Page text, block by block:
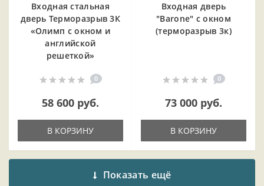
Входная cтальная
дверь Терморазрыв 3К
«Олимп с окном и
английской
решеткой»
0
58 600 руб.
В КОРЗИНУ
Входная дверь
"Barone" с окном
(терморазрыв 3к)
0
73 000 руб.
В КОРЗИНУ
Показать ещё